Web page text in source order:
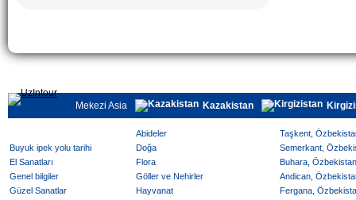
Mekezi Asia Kazakistan
Abideler
Buyuk ipek yolu tarihi
Doğa
El Sanatları
Flora
Genel bilgiler
Göller ve Nehirler
Güzel Sanatlar
Hayvanat
Taşkent,
Semerkant,
Buhara,
Andican,
Fergana,